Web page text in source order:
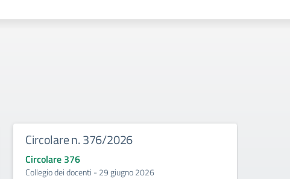
Circolare n. 376/2026
Circolare 376
Collegio dei docenti - 29 giugno 2026